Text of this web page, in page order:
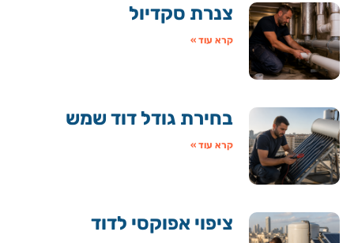
צנרת סקדיול
קרא עוד »
בחירת גודל דוד שמש
קרא עוד »
ציפוי אפוקסי לדוד